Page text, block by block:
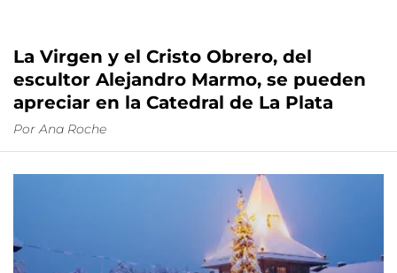
La Virgen y el Cristo Obrero, del
escultor Alejandro Marmo, se pueden
apreciar en la Catedral de La Plata
Por Ana Roche